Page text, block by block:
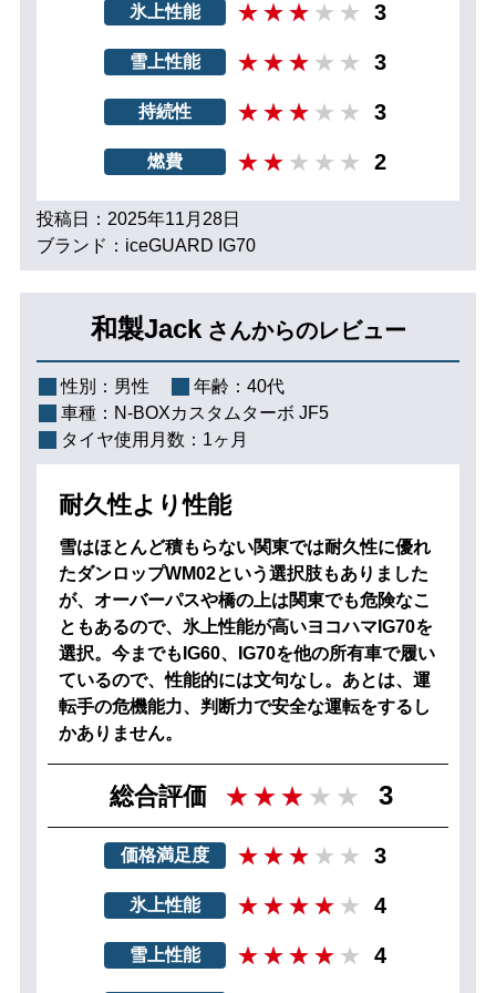
氷上性能 3
雪上性能 3
持続性 3
燃費 2
投稿日：2025年11月28日
ブランド：iceGUARD IG70
和製Jack さんからのレビュー
性別： 男性 年齢： 40代
車種： N-BOXカスタムターボ JF5
タイヤ使用月数： 1ヶ月
耐久性より性能
雪はほとんど積もらない関東では耐久性に優れ
たダンロップWM02という選択肢もありました
が、オーバーパスや橋の上は関東でも危険なこ
ともあるので、氷上性能が高いヨコハマIG70を
選択。今までもIG60、IG70を他の所有車で履い
ているので、性能的には文句なし。あとは、運
転手の危機能力、判断力で安全な運転をするし
かありません。
総合評価 3
価格満足度 3
氷上性能 4
雪上性能 4